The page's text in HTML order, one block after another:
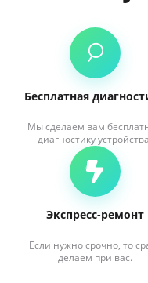
Бесплатная
Мы сделаем вам
диагностику
Экспресс-ремонт
Если нужно срочно, то
делаем при вас.